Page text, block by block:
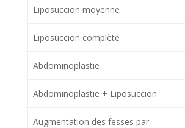
Liposuccion moyenne
Liposuccion complète
Abdominoplastie
Abdominoplastie + Liposuccion
Augmentation des fesses par